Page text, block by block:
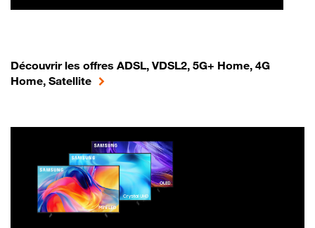
Découvrir les offres ADSL, VDSL2, 5G+ Home, 4G
Home, Satellite